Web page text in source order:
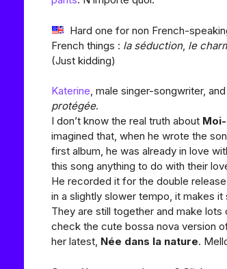
Hard one for non French-
French things : la séduction, le
(Just kidding)
Katerine, male singer-songwriter, and
protégée.
I don’t know the real truth about
imagined that, when he wrote the
first album, he was already in love
this song anything to do with their
He recorded it for the double release
in a slightly slower tempo, it makes
They are still together and make
check the cute bossa nova version
her latest, Née dans la nature.